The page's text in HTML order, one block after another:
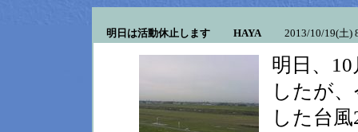
明日は活動休止します HAYA2013/10/19(土)
明日、
したが
した台